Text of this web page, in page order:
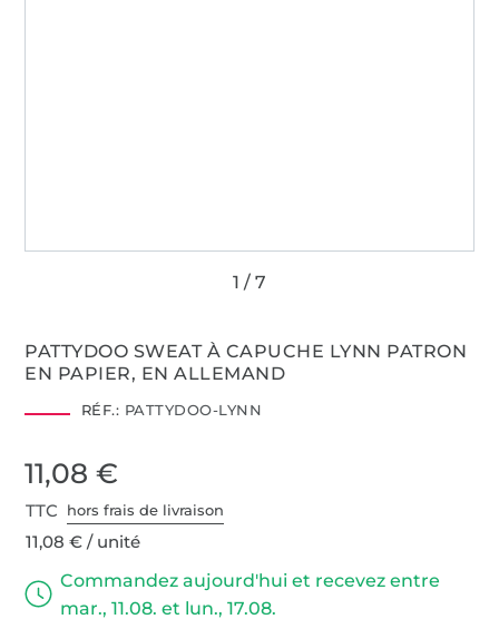
PATTYDOO SWEAT À CAPUCHE LYNN PATRON
EN PAPIER, EN ALLEMAND
RÉF.: PATTYDOO-LYNN
11,08 €
TTC hors frais de livraison
11,08 € / unité
Commandez aujourd'hui et recevez entre
mar., 11.08. et lun., 17.08.